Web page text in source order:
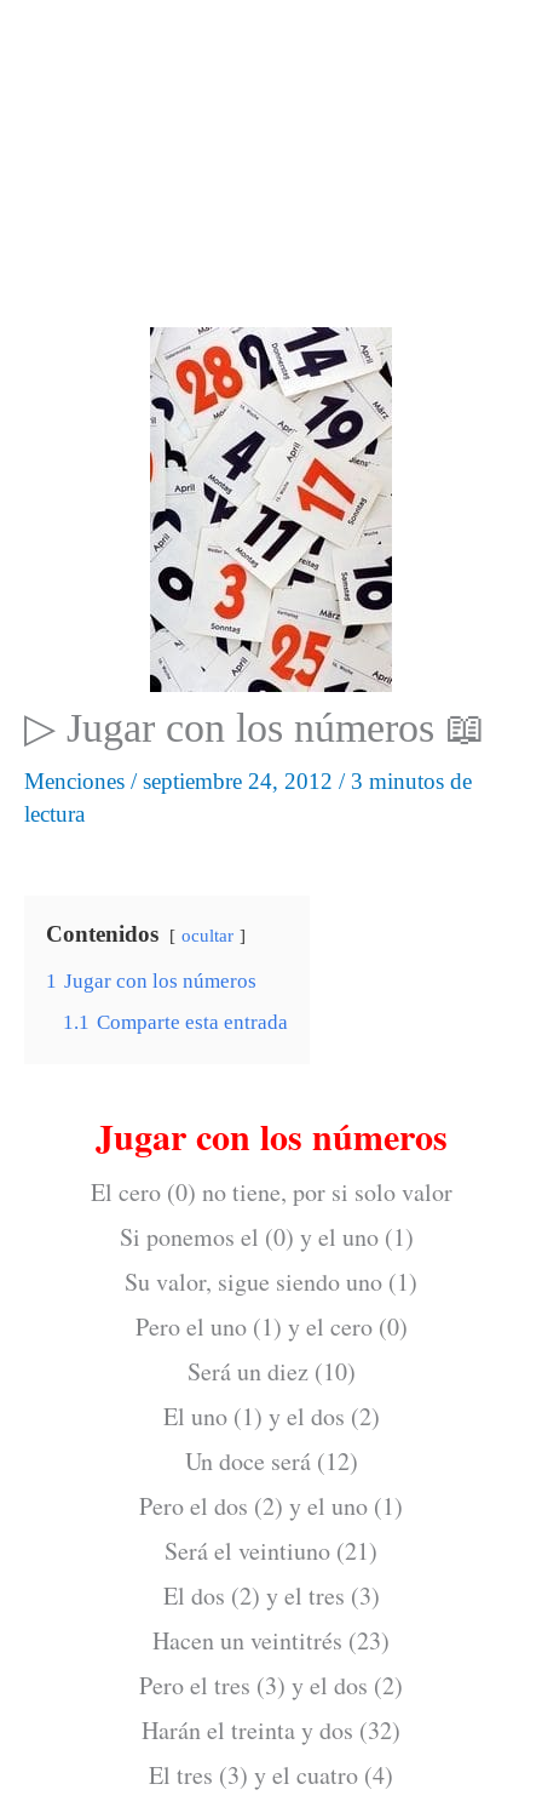
▷ Jugar con los números 📖
Menciones /septiembre 24, 2012 / 3 minutos de
lectura
Contenidos ocultar
1 Jugar con los números
1.1 Comparte esta entrada
Jugar con los números
El cero (0) no tiene, por si solo valor
Si ponemos el (0) y el uno (1)
Su valor, sigue siendo uno (1)
Pero el uno (1) y el cero (0)
Será un diez (10)
El uno (1) y el dos (2)
Un doce será (12)
Pero el dos (2) y el uno (1)
Será el veintiuno (21)
El dos (2) y el tres (3)
Hacen un veintitrés (23)
Pero el tres (3) y el dos (2)
Harán el treinta y dos (32)
El tres (3) y el cuatro (4)